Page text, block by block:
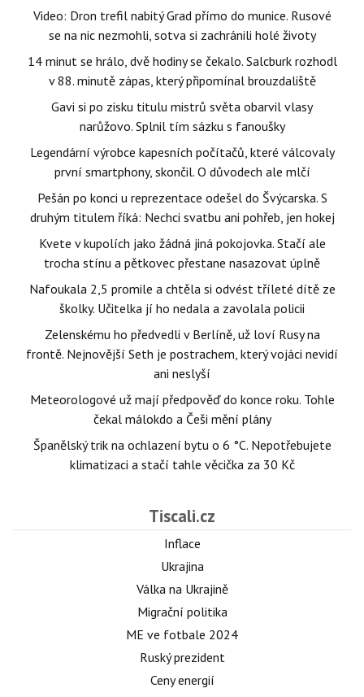
Video: Dron trefil nabitý Grad přímo do munice. Rusové
se na nic nezmohli, sotva si zachránili holé životy
14 minut se hrálo, dvě hodiny se čekalo. Salcburk rozhodl
v 88. minutě zápas, který připomínal brouzdaliště
Gavi si po zisku titulu mistrů světa obarvil vlasy
narůžovo. Splnil tím sázku s fanoušky
Legendární výrobce kapesních počítačů, které válcovaly
první smartphony, skončil. O důvodech ale mlčí
Pešán po konci u reprezentace odešel do Švýcarska. S
druhým titulem říká: Nechci svatbu ani pohřeb, jen hokej
Kvete v kupolích jako žádná jiná pokojovka. Stačí ale
trocha stínu a pětkovec přestane nasazovat úplně
Nafoukala 2,5 promile a chtěla si odvést tříleté dítě ze
školky. Učitelka jí ho nedala a zavolala policii
Zelenskému ho předvedli v Berlíně, už loví Rusy na
frontě. Nejnovější Seth je postrachem, který vojáci nevidí
ani neslyší
Meteorologové už mají předpověď do konce roku. Tohle
čekal málokdo a Češi mění plány
Španělský trik na ochlazení bytu o 6 °C. Nepotřebujete
klimatizaci a stačí tahle věcička za 30 Kč
Tiscali.cz
Inflace
Ukrajina
Válka na Ukrajině
Migrační politika
ME ve fotbale 2024
Ruský prezident
Ceny energií